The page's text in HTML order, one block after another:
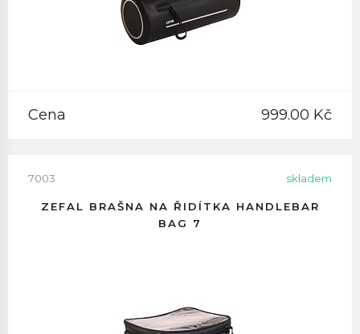
Cena 999.00 Kč
7003 skladem
ZEFAL BRAŠNA NA ŘIDÍTKA HANDLEBAR
BAG 7